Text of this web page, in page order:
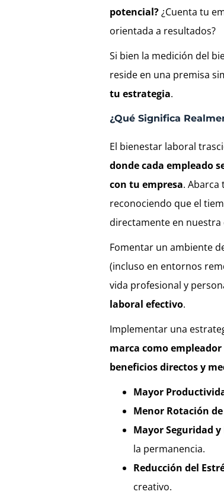
potencial?¿Cuenta tu
orientada a resultados?
Si bien la medición del
reside en una premisa
tu estrategia.
¿Qué Significa
El bienestar laboral
donde cada empleado
con tu empresa. Abarca
reconociendo que el
directamente en nuestra
Fomentar un ambiente
(incluso en entornos
vida profesional y
laboral efectivo.
Implementar una
marca como
beneficios directos y
Mayor
Menor Rotación
Mayor Seguridad
la permanencia.
Reducción del
creativo.